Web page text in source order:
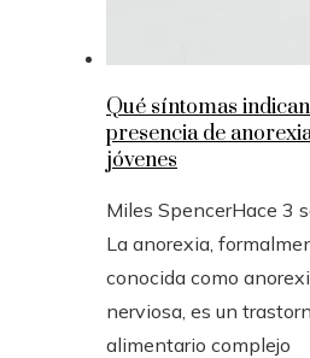
Qué síntomas
presencia de
jóvenes
Miles SpencerHace 3
La anorexia,
conocida como
nerviosa, es un
alimentario complejo